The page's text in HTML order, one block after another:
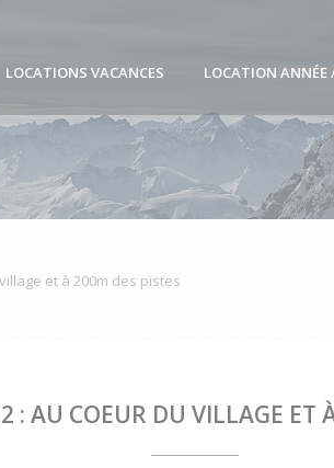
LOCATIONS VACANCES LOCATION ANNÉE
et à 200m des pistes
: AU COEUR DU VILLAGE ET